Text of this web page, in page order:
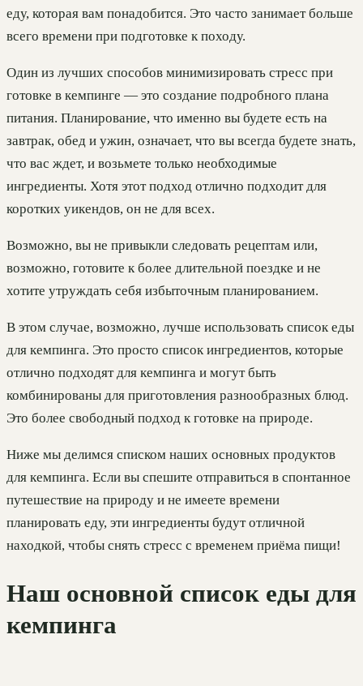
еду, которая вам понадобится. Это часто занимает больше
всего времени при подготовке к походу.
Один из лучших способов минимизировать стресс при
готовке в кемпинге — это создание подробного плана
питания. Планирование, что именно вы будете есть на
завтрак, обед и ужин, означает, что вы всегда будете знать,
что вас ждет, и возьмете только необходимые
ингредиенты. Хотя этот подход отлично подходит для
коротких уикендов, он не для всех.
Возможно, вы не привыкли следовать рецептам или,
возможно, готовите к более длительной поездке и не
хотите утруждать себя избыточным планированием.
В этом случае, возможно, лучше использовать список еды
для кемпинга. Это просто список ингредиентов, которые
отлично подходят для кемпинга и могут быть
комбинированы для приготовления разнообразных блюд.
Это более свободный подход к готовке на природе.
Ниже мы делимся списком наших основных продуктов
для кемпинга. Если вы спешите отправиться в спонтанное
путешествие на природу и не имеете времени
планировать еду, эти ингредиенты будут отличной
находкой, чтобы снять стресс с временем приёма пищи!
Наш основной список еды для
кемпинга